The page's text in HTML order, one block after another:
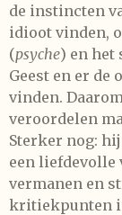
de instincten
idioot vinden,
(psyche) en het
Geest en er de
vinden.
veroordelen
Sterker nog:
een liefdevolle
vermanen en
kritiekpunten